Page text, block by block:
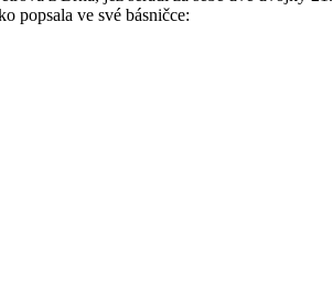
popsala ve své básničce: